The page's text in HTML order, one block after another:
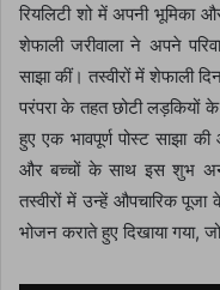
रियलिटी शो में अपनी भूमिका
शेफाली जरीवाला ने अपने
साझा कीं। तस्वीरों में शेफाली
परंपरा के तहत छोटी लड़कियों
हुए एक भावपूर्ण पोस्ट साझा
और बच्चों के साथ इस शुभ
तस्वीरों में उन्हें औपचारिक
भोजन कराते हुए दिखाया गया, जो